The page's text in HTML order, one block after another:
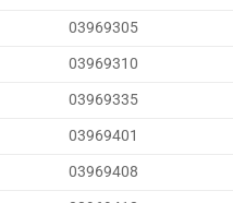
03969305
03969310
03969335
03969401
03969408